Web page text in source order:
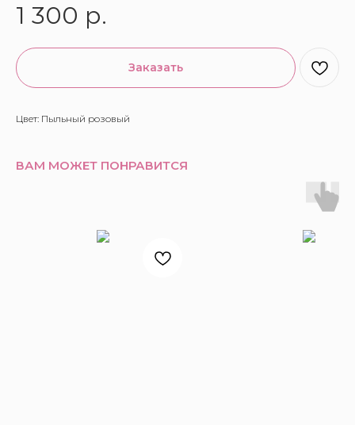
1 300 р.
Заказать
Цвет: Пыльный розовый
ВАМ МОЖЕТ ПОНРАВИТСЯ